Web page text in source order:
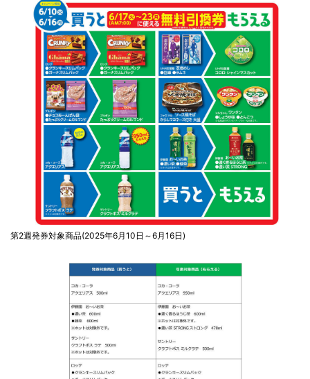
第2週発券対象商品(2025年6月10日～6月16日)